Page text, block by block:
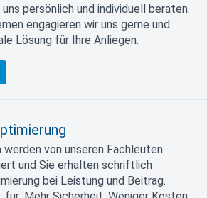
persönlich und individuell beraten.
engagieren wir uns gerne und
Lösung für Ihre Anliegen.
werden von unseren Fachleuten
und Sie erhalten schriftlich
bei Leistung und Beitrag.